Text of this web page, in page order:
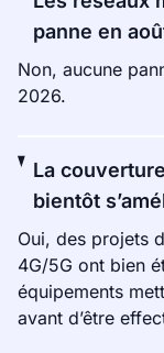
panne en
Non, aucune
2026.
La
bientôt
Oui, des projets
4G/5G ont bien
équipements
avant d’être